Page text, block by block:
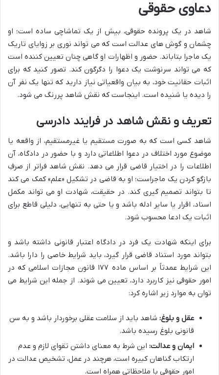
دعاوی حقوقی
شاهد در یک پرونده حقوقی، بیش از یک تماشاچی ساده است؛ او
چشمان و گوش های عدالت است که می تواند نوری بر زوایای تاریک
یک ماجرا بتاباند. حضور و اظهارات او گاهی چنان تعیین کننده است
که می تواند سرنوشت یک دعوا را دگرگون کند. تصور کنید که برای
اثبات حقانیت خود، به بیان واقعیاتی نیاز دارید که تنها یک نفر آن
را دیده یا شنیده است. اینجاست که نقش شاهد پررنگ می شود.
تعریف و نقش شاهد در فرایند دادرسی
شاهد کسی است که به صورت مستقیم یا غیرمستقیم، از واقعه یا
موضوع مورد اختلاف در دعوا اطلاعاتی دارد و با حضور در دادگاه، آن
اطلاعات را در اختیار قاضی قرار می دهد. نقش شاهد فراتر از صرفِ
بازگو کردن یک ماجراست؛ او به قاضی در تشکیل «علم» کمک می کند
تا بتواند تصمیم گیری کند. در حقیقت، شهادت او می تواند مکمل
اسناد، اقرار یا سایر ادله باشد و یا حتی به تنهایی، دلیلی قاطع برای
اثبات یک ادعا محسوب شود.
برای اینکه شهادت یک فرد در دادگاه اعتبار قانونی داشته باشد و
بتواند مورد استناد قاضی قرار گیرد، باید شرایط خاصی را دارا باشد.
این شرایط عمدتاً بر اساس ماده ۱۷۷ قانون مجازات اسلامی که در
امور حقوقی نیز کاربرد دارد، تعیین می شوند. از جمله این شرایط می
توان به موارد زیر اشاره کرد:
عقل و بلوغ: شاهد باید از سلامت عقلی برخوردار باشد و به سن
قانونی بلوغ رسیده باشد.
ایمان و عدالت: این شرط به معنای داشتن تقوای لازم و عدم
ارتکاب گناهان کبیره است، هرچند در عمل، تشخیص عدالت در
امور حقوقی با ملاحظاتی همراه است.